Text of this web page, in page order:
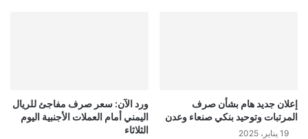
إعلان جديد هام بشأن صرف
المرتبات وتوحيد بنكي صنعاء وعدن
19 يناير، 2025
ورد الآن: سعر صرف مفاجئ للريال
اليمني أمام العملات الأجنبية اليوم
الثلاثاء